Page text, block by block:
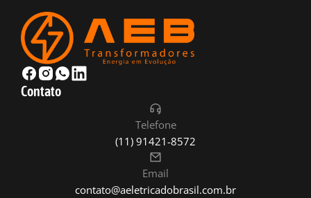
Contato
Telefone
(11) 91421-8572
Email
contato@aeletricadobrasil.com.br